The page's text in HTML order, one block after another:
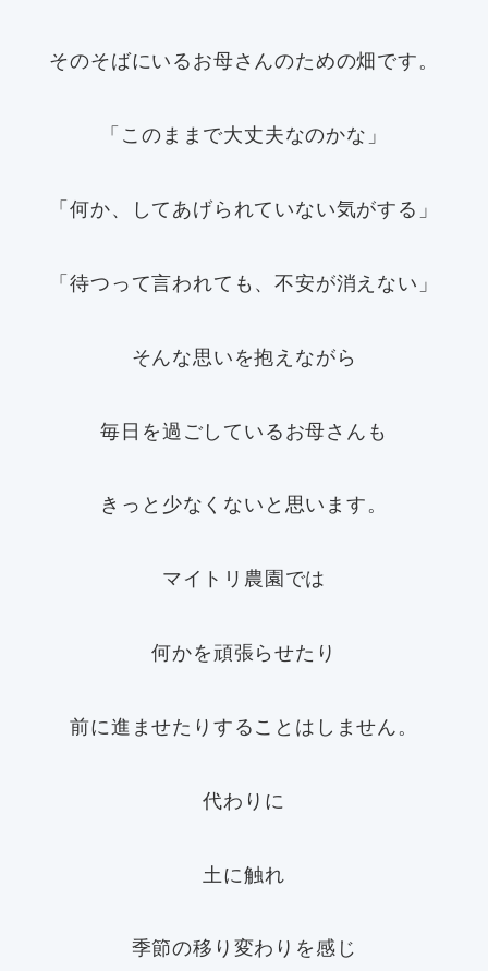
そのそばにいるお母さんのための畑です。
「このままで大丈夫なのかな」
「何か、してあげられていない気がする」
「待つって言われても、不安が消えない」
そんな思いを抱えながら
毎日を過ごしているお母さんも
きっと少なくないと思います。
マイトリ農園では
何かを頑張らせたり
前に進ませたりすることはしません。
代わりに
土に触れ
季節の移り変わりを感じ